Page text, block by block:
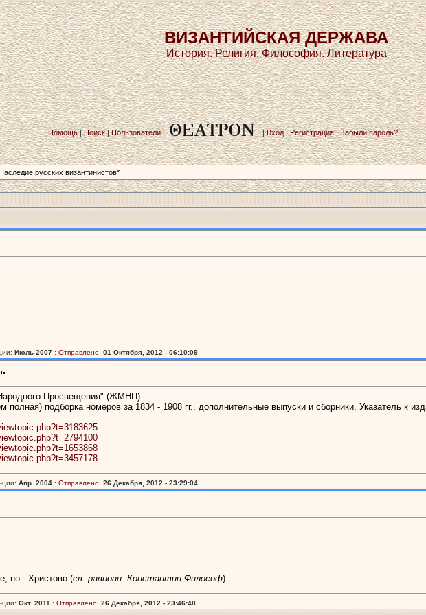
ВИЗАНТИЙСКАЯ ДЕРЖАВА
История. Религия. Философия. Литература
|Помощь|Поиск|Пользователи| |Вход|Регистрация|Забыли пароль?|
русских византинистов*
Июль 2007 : Отправлено: 01 Октября, 2012 - 06:10:09
Просвещения" (ЖМНП)
полная) подборка номеров за 1834 - 1908 гг., дополнительные выпуски и сборники, Указатель к
ции: Апр. 2004 : Отправлено: 26 Декабря, 2012 - 23:29:04
но - Христово (св. равноап. Константин Философ)
ции: Окт. 2011 : Отправлено: 26 Декабря, 2012 - 23:46:48